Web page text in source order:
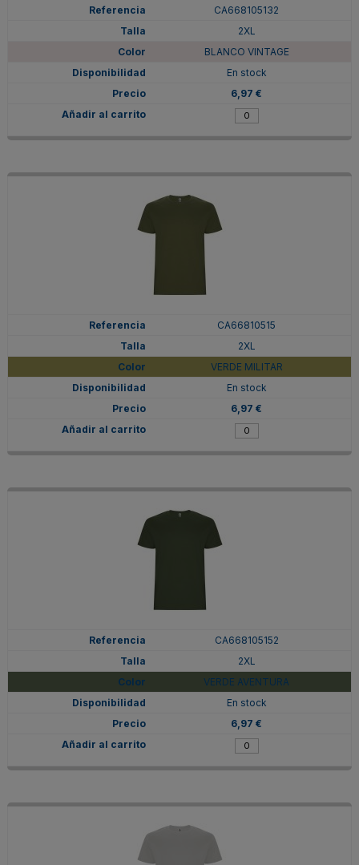
CA668105132
2XL
BLANCO VINTAGE
En stock
6,97 €
CA66810515
2XL
VERDE MILITAR
En stock
6,97 €
CA668105152
2XL
VERDE AVENTURA
En stock
6,97 €